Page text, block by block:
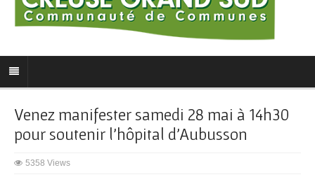
Venez manifester samedi 28 mai à 14h30
pour soutenir l’hôpital d’Aubusson
5358 Views